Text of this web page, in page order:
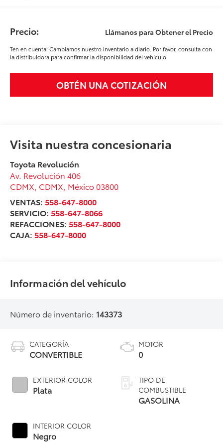
Precio: Llámanos para Obtener el Precio
Ten en cuenta: Cambiamos nuestro inventario a diario. Por favor, consulta con
la distribuidora para confirmar la disponibilidad del vehículo.
OBTÉN UNA COTIZACIÓN
Visita nuestra concesionaria
Toyota Revolución
Av. Revolución 406
CDMX CDMX , México 03800
VENTAS:558-647-8000
SERVICIO:558-647-8066
REFACCIONES:558-647-8000
CAJA:558-647-8000
Información del vehículo
Número de inventario: 143373
CATEGORÍA
CONVERTIBLE
EXTERIOR COLOR
Plata
INTERIOR COLOR
Negro
MOTOR
0
TIPO DE
COMBUSTIBLE
GASOLINA